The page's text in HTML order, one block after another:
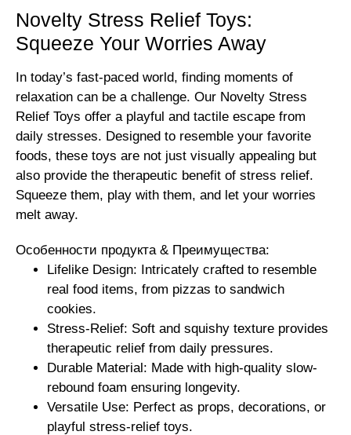
Novelty Stress Relief Toys:
Squeeze Your Worries Away
In today’s fast-paced world, finding moments of
relaxation can be a challenge. Our Novelty Stress
Relief Toys offer a playful and tactile escape from
daily stresses. Designed to resemble your favorite
foods, these toys are not just visually appealing but
also provide the therapeutic benefit of stress relief.
Squeeze them, play with them, and let your worries
melt away.
Особенности продукта & Преимущества:
Lifelike Design: Intricately crafted to resemble
real food items, from pizzas to sandwich
cookies.
Stress-Relief: Soft and squishy texture provides
therapeutic relief from daily pressures.
Durable Material: Made with high-quality slow-
rebound foam ensuring longevity.
Versatile Use: Perfect as props, decorations, or
playful stress-relief toys.